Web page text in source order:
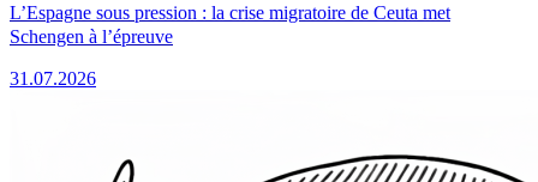
L’Espagne sous pression : la crise migratoire de Ceuta met
Schengen à l’épreuve
31.07.2026